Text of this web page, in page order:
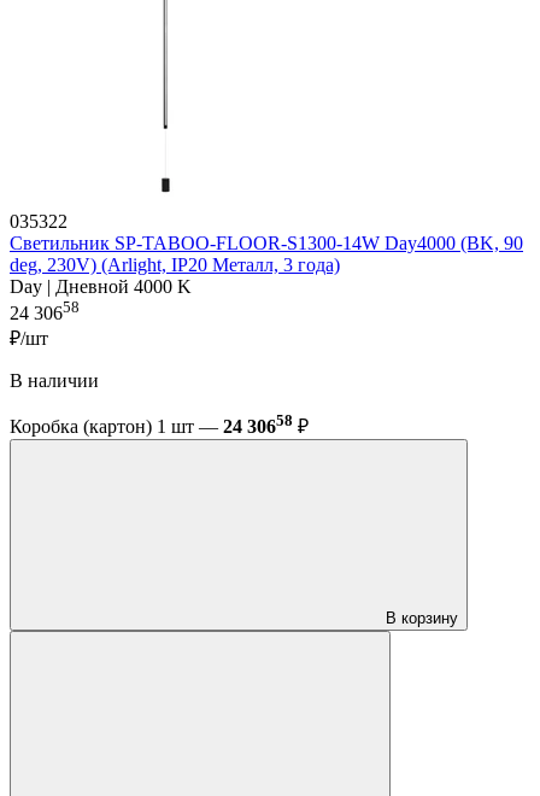
035322
Светильник SP-TABOO-FLOOR-S1300-14W Day4000 (BK, 90
deg, 230V) (Arlight, IP20 Металл, 3 года)
Day | Дневной 4000 K
24 30658
₽/шт
В наличии
Коробка (картон) 1 шт — 24 30658 ₽
В корзину